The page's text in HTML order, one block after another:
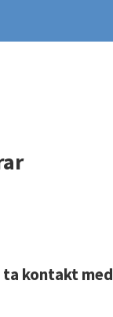
ta kontakt med